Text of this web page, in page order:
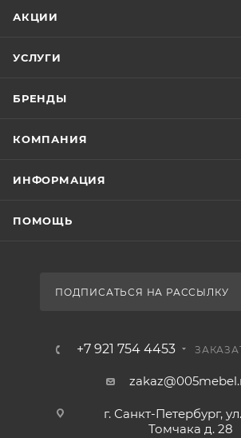
АКЦИИ
УСЛУГИ
БРЕНДЫ
КОМПАНИЯ
ИНФОРМАЦИЯ
ПОМОЩЬ
ПОДПИСАТЬСЯ НА РАССЫЛКУ
+7 921 754 4453
г. Санкт-Петербург,
Томчака д. 28